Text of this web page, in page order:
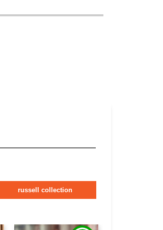
russell collection